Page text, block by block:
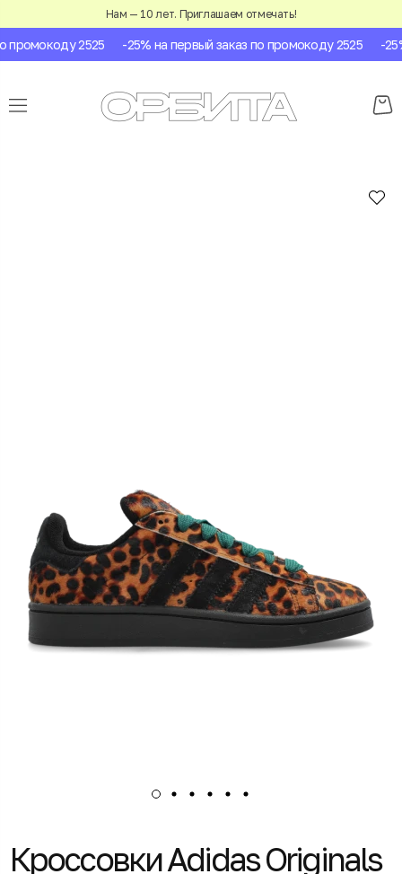
Нам — 10 лет. Приглашаем отмечать!
2525 -25% на первый заказ по промокоду 2525 -
Кроссовки Adidas Originals